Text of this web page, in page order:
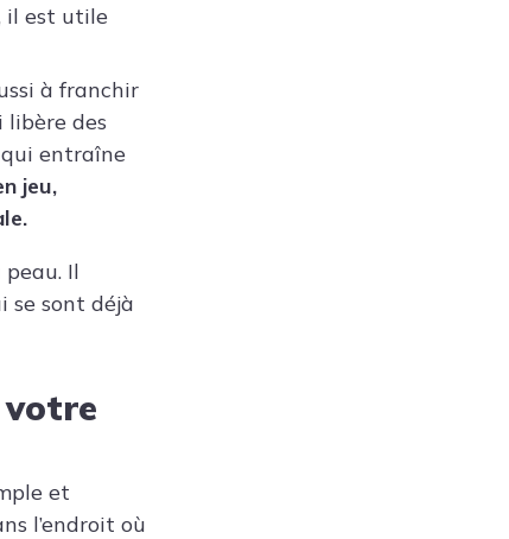
il est utile
à franchir
libère des
qui entraîne
jeu,
Il
se sont déjà
votre
et
l’endroit où